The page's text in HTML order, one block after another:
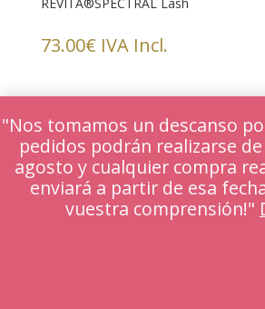
"Nos tomamos un descanso
pedidos podrán realizarse
agosto y cualquier compra
enviará a partir de esa
vuestra comprensión!"
73.00€ IVA Incl.